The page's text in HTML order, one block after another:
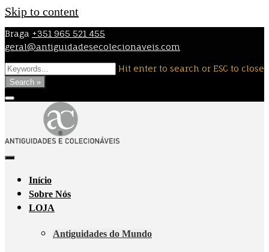
Skip to content
Braga +351 965 521 455
geral@antiguidadesecolecionaveis.com
Hit enter to search or ESC to close
Search »
Início
Sobre Nós
LOJA
Antiguidades do Mundo